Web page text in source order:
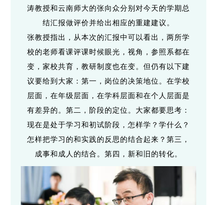
涛教授和云南师大的张向众分别对今天的学期总
结汇报做评价并给出相应的重建建议。
张教授指出，从本次的汇报中可以看出，两所学
校的老师看课评课时候眼光，视角，参照系都在
变，家校共育，教研制度也在变。但仍有以下建
议要给到大家：第一，岗位的决策地位。在学校
层面，在年级层面，在学科层面和在个人层面是
有差异的。第二，阶段的定位。大家都要思考：
现在是处于学习和初试阶段，怎样学？学什么？
怎样把学习的和实践的反思的结合起来？第三，
成事和成人的结合。第四，新和旧的转化。